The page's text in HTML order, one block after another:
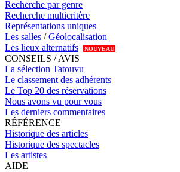
Recherche par genre
Recherche multicritère
Représentations uniques
Les salles /Géolocalisation
Les lieux alternatifs
NOUVEAU
CONSEILS / AVIS
La sélection Tatouvu
Le classement des adhérents
Le Top 20 des réservations
Nous avons vu pour vous
Les derniers commentaires
RÉFÉRENCE
Historique des articles
Historique des spectacles
Les artistes
AIDE